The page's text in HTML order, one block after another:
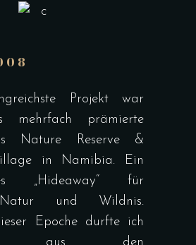
Projekt war
mehrfach prämierte
Nature Reserve &
in Namibia. Ein
„Hideaway“ für
und Wildnis.
Epoche durfte ich